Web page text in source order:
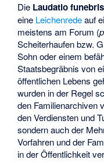
Die Laudatio funebris
eine Leichenredeauf
meistens am Forum (
Scheiterhaufen bzw.
Sohn oder einem
Staatsbegräbnis von
öffentlichen Lebens
wurden in der Regel
den Familienarchiven
den Verdiensten und
sondern auch der
Vorfahren und der
in der Öffentlichkeit